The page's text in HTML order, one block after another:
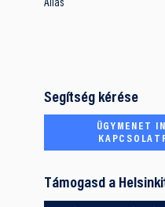
Állás
Segítség kérése
ÜGYMENET
Támogasd a